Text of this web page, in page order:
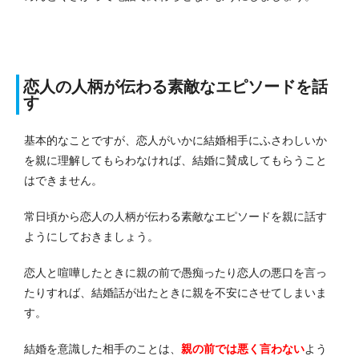
恋人の人柄が伝わる素敵なエピソードを話
す
基本的なことですが、恋人がいかに結婚相手にふさわしいか
を親に理解してもらわなければ、結婚に賛成してもらうこと
はできません。
常日頃から恋人の人柄が伝わる素敵なエピソードを親に話す
ようにしておきましょう。
恋人と喧嘩したときに親の前で愚痴ったり恋人の悪口を言っ
たりすれば、結婚話が出たときに親を不安にさせてしまいま
す。
結婚を意識した相手のことは、 親の前では悪く言わないよう